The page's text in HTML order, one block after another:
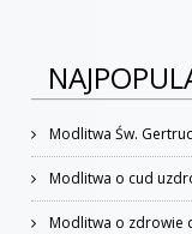
Modlitwa Św.
Modlitwa o cud
Modlitwa o zdrowie